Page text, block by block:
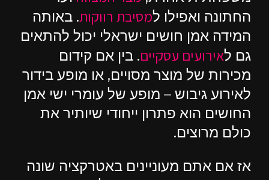
החתונה ואפילו למסיבת רווקות. באותה
המידה אמן חושים ישראלי יכול להתאים
גם לאירועים עסקיים. בין אם קידום
מכירות של מוצר מסויים, או מופע בידור
לאירוע גיבוש – מופע של עומרי ישי אמן
החושים הוא פתרון ייחודי שיותיר את
כולם מרוצים.
אז אם אתם מעוניינים באטרקציה שונה